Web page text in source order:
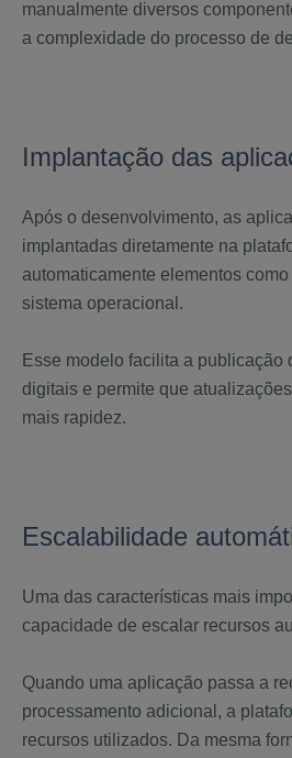
manualmente diversos
a complexidade do processo de
Implantação das
Após o desenvolvimento, as
implantadas diretamente na
automaticamente elementos
sistema operacional.
Esse modelo facilita a publicação
digitais e permite que
mais rapidez.
Escalabilidade
Uma das características mais
capacidade de escalar recursos
Quando uma aplicação passa a
processamento adicional, a
recursos utilizados. Da mesma